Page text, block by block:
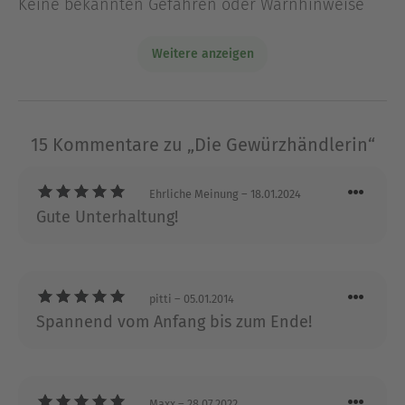
Liebesromanen mit Hund schreibt sie auch
historische Romane. Sie lebt heute mit ihrem
Ausblenden
Keine bekannten Gefahren oder Warnhinweise
Weitere anzeigen
15 Kommentare zu „Die Gewürzhändlerin“
Ehrliche Meinung – 18.01.2024
Gute Unterhaltung!
pitti – 05.01.2014
Spannend vom Anfang bis zum Ende!